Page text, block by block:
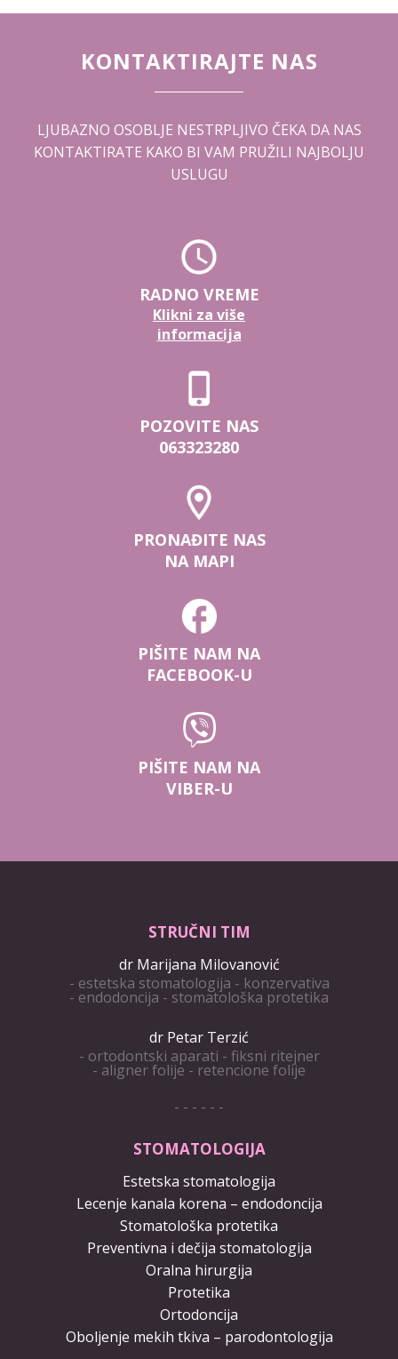
KONTAKTIRAJTE NAS
LJUBAZNO OSOBLJE NESTRPLJIVO ČEKA DA NAS
KONTAKTIRATE KAKO BI VAM PRUŽILI NAJBOLJU
USLUGU
RADNO VREME
Klikni za više
informacija
POZOVITE NAS
063323280
PRONAĐITE NAS
NA MAPI
PIŠITE NAM NA
FACEBOOK-U
PIŠITE NAM NA
VIBER-U
STRUČNI TIM
dr Marijana Milovanović
- estetska stomatologija - konzervativa
- endodoncija - stomatološka protetika
dr Petar Terzić
- ortodontski aparati - fiksni ritejner
- aligner folije - retencione folije
- - - - - -
STOMATOLOGIJA
Estetska stomatologija
Lecenje kanala korena – endodoncija
Stomatološka protetika
Preventivna i dečija stomatologija
Oralna hirurgija
Protetika
Ortodoncija
Oboljenje mekih tkiva – parodontologija